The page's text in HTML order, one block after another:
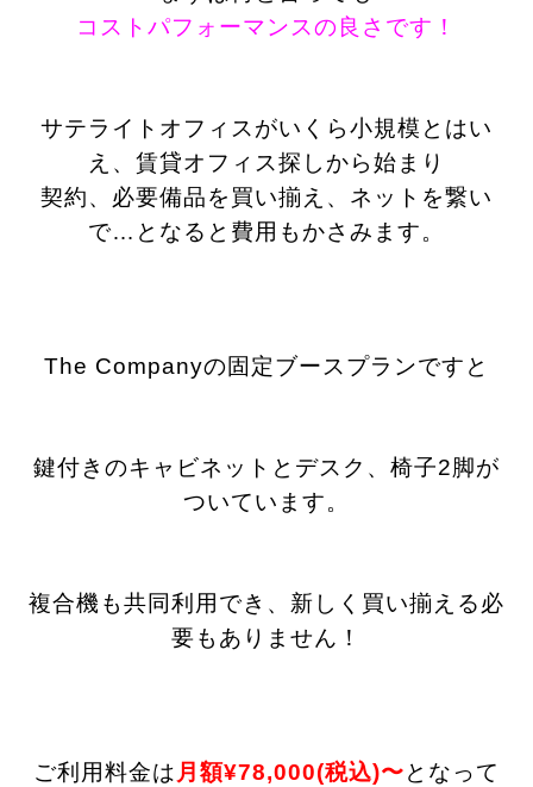
コストパフォーマンスの良さです！
サテライトオフィスがいくら小規模とはい
え、賃貸オフィス探しから始まり
契約、必要備品を買い揃え、ネットを繋い
で…となると費用もかさみます。
The Companyの固定ブースプランですと
鍵付きのキャビネットとデスク、椅子2脚が
ついています。
複合機も共同利用でき、新しく買い揃える必
要もありません！
ご利用料金は月額¥78,000(税込)〜となって